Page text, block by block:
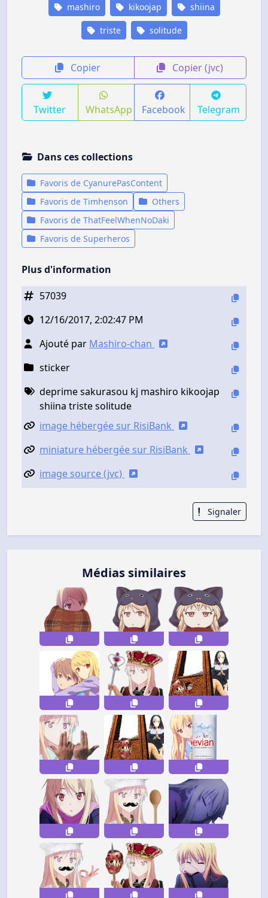
mashiro kikoojap shiina
triste solitude
Copier Copier (jvc)
Twitter WhatsApp Facebook Telegram
Dans ces collections
Favoris de CyanurePasContent
Favoris de Timhenson
Others
Favoris de ThatFeelWhenNoDaki
Favoris de Superheros
Plus d'information
57039
12/16/2017, 2:02:47 PM
Ajouté par Mashiro-chan
sticker
deprime sakurasou kj mashiro kikoojap
shiina triste solitude
image hébergée sur RisiBank
miniature hébergée sur RisiBank
image source (jvc)
Signaler
Médias similaires